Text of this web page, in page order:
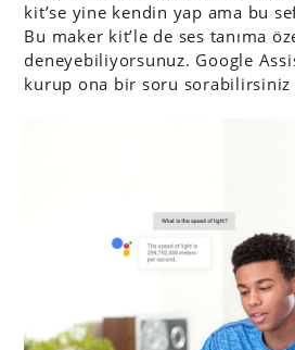
kit’se yine kendin yap ama bu
Bu maker kit’le de ses tanıma
deneyebiliyorsunuz. Google
kurup ona bir soru sorabilirsiniz